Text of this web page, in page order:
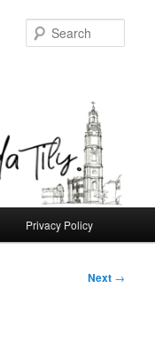
Privacy Policy
Next →